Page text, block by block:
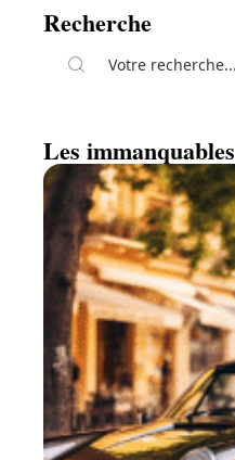
Recherche
Les immanquables